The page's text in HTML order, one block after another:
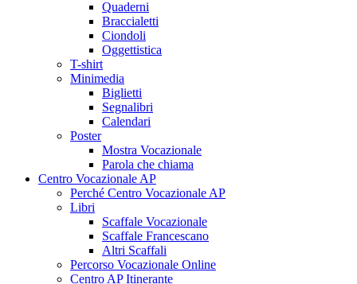
Quaderni
Braccialetti
Ciondoli
Oggettistica
T-shirt
Minimedia
Biglietti
Segnalibri
Calendari
Poster
Mostra Vocazionale
Parola che chiama
Centro Vocazionale AP
Perché Centro Vocazionale AP
Libri
Scaffale Vocazionale
Scaffale Francescano
Altri Scaffali
Percorso Vocazionale Online
Centro AP Itinerante